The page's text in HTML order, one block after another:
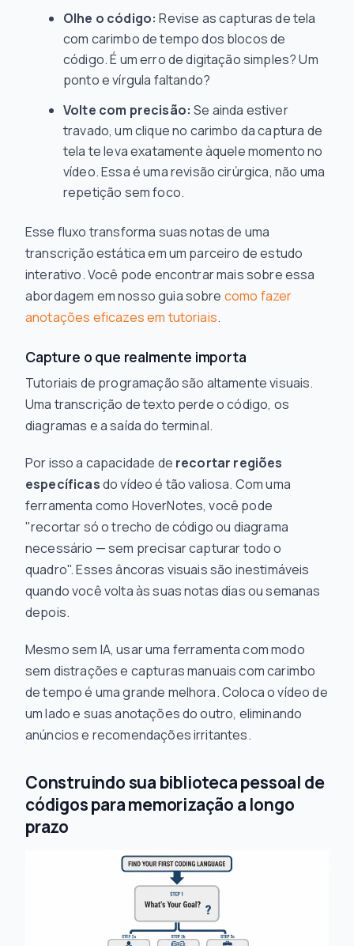
Olhe o código: Revise as capturas de tela
com carimbo de tempo dos blocos de
código. É um erro de digitação simples? Um
ponto e vírgula faltando?
Volte com precisão: Se ainda estiver
travado, um clique no carimbo da captura de
tela te leva exatamente àquele momento no
vídeo. Essa é uma revisão cirúrgica, não uma
repetição sem foco.
Esse fluxo transforma suas notas de uma
transcrição estática em um parceiro de estudo
interativo. Você pode encontrar mais sobre essa
abordagem em nosso guia sobre como fazer
anotações eficazes em tutoriais.
Capture o que realmente importa
Tutoriais de programação são altamente visuais.
Uma transcrição de texto perde o código, os
diagramas e a saída do terminal.
Por isso a capacidade de recortar regiões
específicasdo vídeo é tão valiosa. Com uma
ferramenta como HoverNotes, você pode
"recortar só o trecho de código ou diagrama
necessário — sem precisar capturar todo o
quadro". Esses âncoras visuais são inestimáveis
quando você volta às suas notas dias ou semanas
depois.
Mesmo sem IA, usar uma ferramenta com modo
sem distrações e capturas manuais com carimbo
de tempo é uma grande melhora. Coloca o vídeo de
um lado e suas anotações do outro, eliminando
anúncios e recomendações irritantes.
Construindo sua biblioteca pessoal de
códigos para memorização a longo
prazo